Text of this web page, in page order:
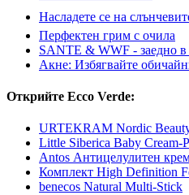
Насладете се на
Перфектен грим с очила
SANTE & WWF - заедно в
Акне: Избягвайте
Открийте Ecco Verde:
URTEKRAM Nordic
Little Siberica Baby Cream-
Antos Антицелулитен
Комплект High Definition
benecos Natural Multi-Stick